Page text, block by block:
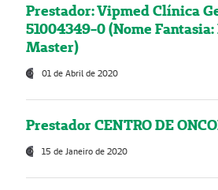
Prestador: Vipmed Clínica
51004349-0 (Nome
Master)
01 de Abril de 2020
Prestador CENTRO DE
15 de Janeiro de 2020